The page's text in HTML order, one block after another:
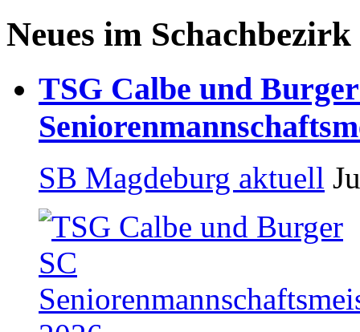
Neues im Schachbezirk
TSG Calbe und
SB Magdeburg aktuell